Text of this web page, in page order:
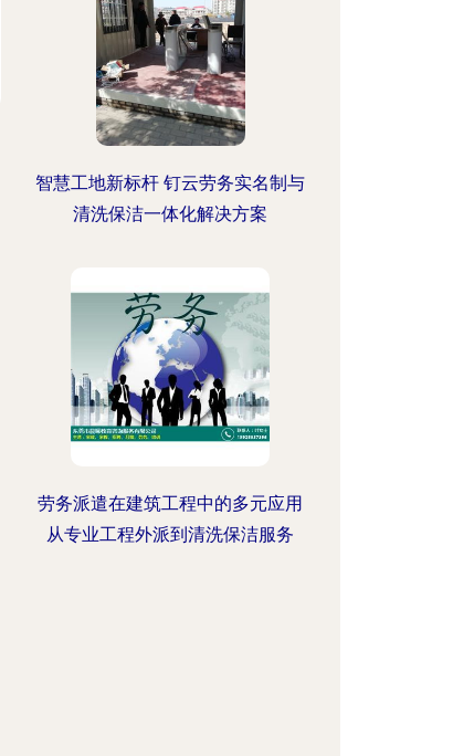
智慧工地新标杆 钉云劳务实名制与
清洗保洁一体化解决方案
劳务派遣在建筑工程中的多元应用
从专业工程外派到清洗保洁服务